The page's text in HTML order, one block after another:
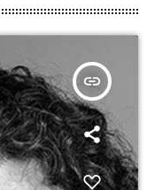
insert_link